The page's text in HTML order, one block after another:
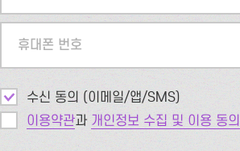
휴대폰 번호
수신 동의 (이메일/앱/SMS)
이용약관과 개인정보 수집 및 이용 동의